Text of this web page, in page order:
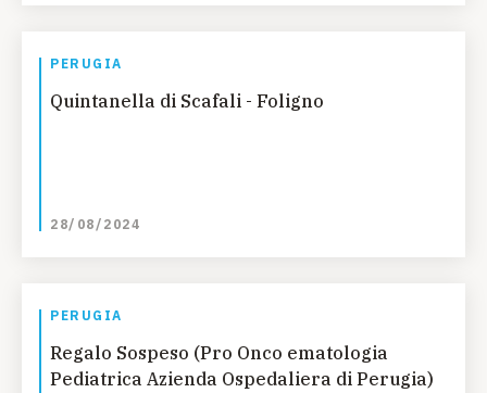
PERUGIA
Quintanella di Scafali - Foligno
28/08/2024
PERUGIA
Regalo Sospeso (Pro Onco ematologia
Pediatrica Azienda Ospedaliera di Perugia)